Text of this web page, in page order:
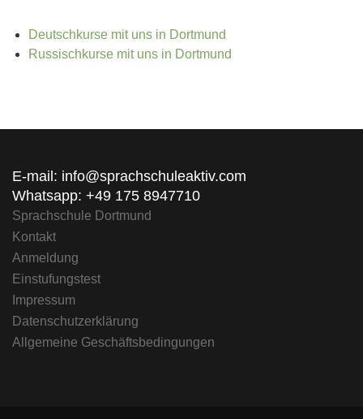
Deutschkurse mit uns in Dortmund
Russischkurse mit uns in Dortmund
E-mail: info@sprachschuleaktiv.com
Whatsapp: +49 175 8947710
Sprachschule Dortmund
Kontakt
Anmeldung
Einstufungstest
Impressum
Datenschutzerklärung
Allgemeine Geschäftsbedingungen